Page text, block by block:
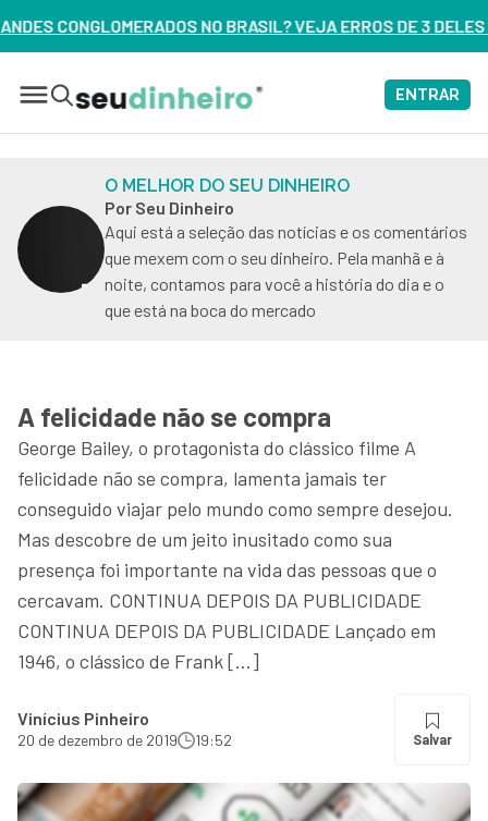
BRASIL? VEJA ERROS DE 3 DELES – ASSISTA AGORA
ENTRAR
O MELHOR DO SEU DINHEIRO
Por Seu Dinheiro
Aqui está a seleção das notícias e os comentários
que mexem com o seu dinheiro. Pela manhã e à
noite, contamos para você a história do dia e o
que está na boca do mercado
A felicidade não se compra
George Bailey, o protagonista do clássico filme A
felicidade não se compra, lamenta jamais ter
conseguido viajar pelo mundo como sempre desejou.
Mas descobre de um jeito inusitado como sua
presença foi importante na vida das pessoas que o
cercavam. CONTINUA DEPOIS DA PUBLICIDADE
CONTINUA DEPOIS DA PUBLICIDADE Lançado em
1946, o clássico de Frank […]
Vinícius Pinheiro
20 de dezembro de 2019 19:52 Salvar